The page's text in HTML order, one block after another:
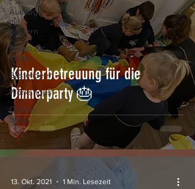
Ausflüge
mit
Kindern
Essen für
Kinder
Bastelideen
Workshops
Online
Shop
Kinderbetreuung für die
Dinnerparty 🎂
13. Okt. 2021 1 Min. Lesezeit